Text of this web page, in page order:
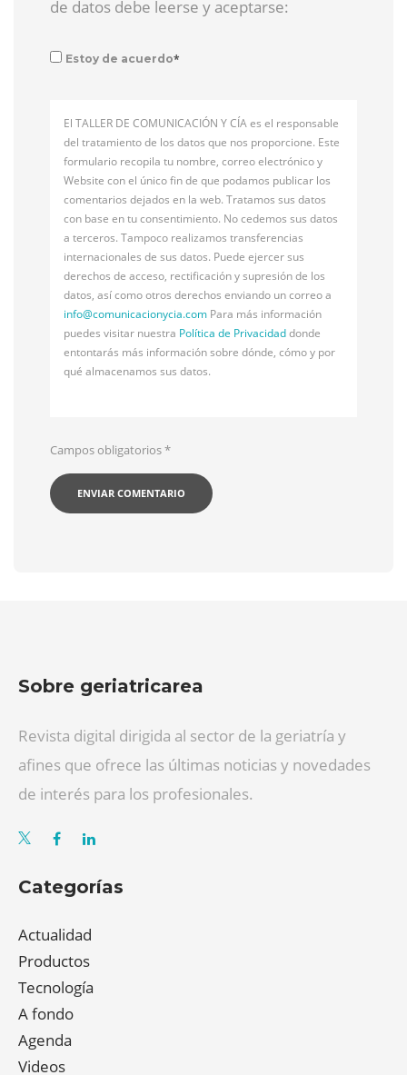
de datos debe leerse y aceptarse:
Estoy de acuerdo*
El TALLER DE COMUNICACIÓN Y CÍA es el responsable
del tratamiento de los datos que nos proporcione. Este
formulario recopila tu nombre, correo electrónico y
Website con el único fin de que podamos publicar los
comentarios dejados en la web. Tratamos sus datos
con base en tu consentimiento. No cedemos sus datos
a terceros. Tampoco realizamos transferencias
internacionales de sus datos. Puede ejercer sus
derechos de acceso, rectificación y supresión de los
datos, así como otros derechos enviando un correo a
info@comunicacionycia.com Para más información
puedes visitar nuestra Política de Privacidaddonde
entontarás más información sobre dónde, cómo y por
qué almacenamos sus datos.
Campos obligatorios*
Sobre geriatricarea
Revista digital dirigida al sector de la geriatría y
afines que ofrece las últimas noticias y novedades
de interés para los profesionales.
Categorías
Actualidad
Productos
Tecnología
A fondo
Agenda
Videos